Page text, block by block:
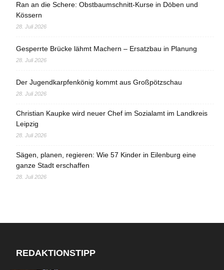
Ran an die Schere: Obstbaumschnitt-Kurse in Döben und
Kössern
28. Juli 2026
Gesperrte Brücke lähmt Machern – Ersatzbau in Planung
28. Juli 2026
Der Jugendkarpfenkönig kommt aus Großpötzschau
28. Juli 2026
Christian Kaupke wird neuer Chef im Sozialamt im Landkreis
Leipzig
28. Juli 2026
Sägen, planen, regieren: Wie 57 Kinder in Eilenburg eine
ganze Stadt erschaffen
28. Juli 2026
REDAKTIONSTIPP